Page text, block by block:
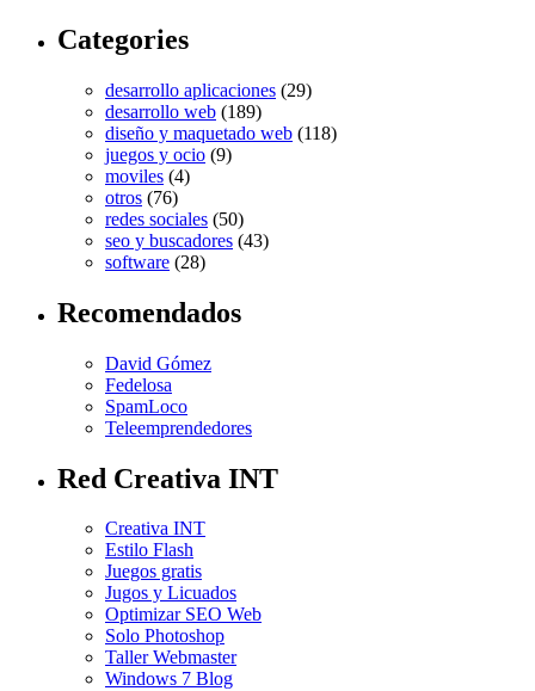
Categories
desarrollo aplicaciones (29)
desarrollo web (189)
diseño y maquetado web (118)
juegos y ocio (9)
moviles (4)
otros (76)
redes sociales (50)
seo y buscadores (43)
software (28)
Recomendados
David Gómez
Fedelosa
SpamLoco
Teleemprendedores
Red Creativa INT
Creativa INT
Estilo Flash
Juegos gratis
Jugos y Licuados
Optimizar SEO Web
Solo Photoshop
Taller Webmaster
Windows 7 Blog